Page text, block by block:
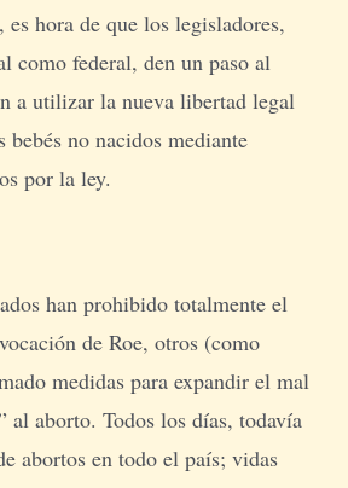
es hora de que los legisladores,
como federal, den un paso al
a utilizar la nueva libertad legal
bebés no nacidos mediante
por la ley.
han prohibido totalmente el
de Roe, otros (como
medidas para expandir el mal
al aborto. Todos los días, todavía
abortos en todo el país; vidas